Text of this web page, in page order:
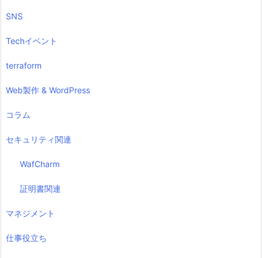
SNS
Techイベント
terraform
Web製作 & WordPress
コラム
セキュリティ関連
WafCharm
証明書関連
マネジメント
仕事役立ち